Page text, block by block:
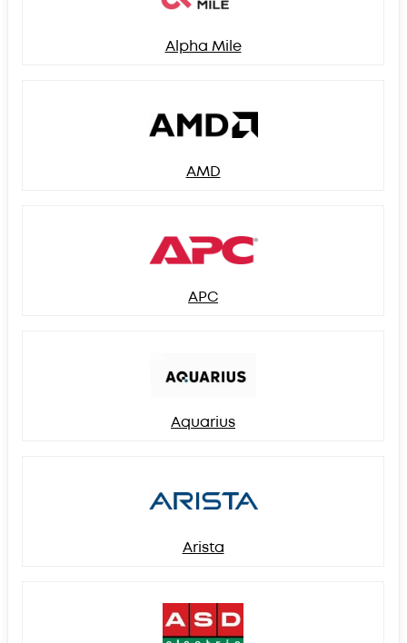
Alpha Mile
AMD
APC
Aquarius
Arista